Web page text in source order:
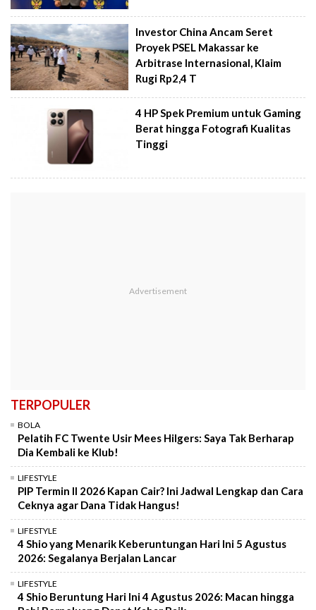
Investor China Ancam Seret
Proyek PSEL Makassar ke
Arbitrase Internasional, Klaim
Rugi Rp2,4 T
4 HP Spek Premium untuk Gaming
Berat hingga Fotografi Kualitas
Tinggi
TERPOPULER
BOLA
Pelatih FC Twente Usir Mees Hilgers: Saya Tak Berharap
Dia Kembali ke Klub!
LIFESTYLE
PIP Termin II 2026 Kapan Cair? Ini Jadwal Lengkap dan Cara
Ceknya agar Dana Tidak Hangus!
LIFESTYLE
4 Shio yang Menarik Keberuntungan Hari Ini 5 Agustus
2026: Segalanya Berjalan Lancar
LIFESTYLE
4 Shio Beruntung Hari Ini 4 Agustus 2026: Macan hingga